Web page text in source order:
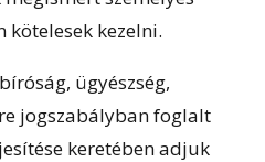
kezelni.
ügyészség,
jogszabályban foglalt
keretében adjuk